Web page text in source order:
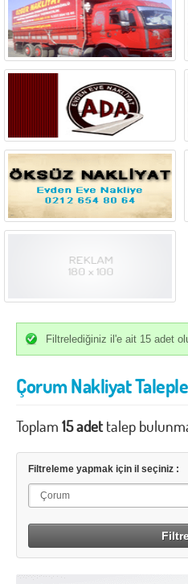
Düzce Edirne
Elazığ Erzincan
Erzurum Eskişehir
Gaziantep Giresun
Gümüşhane Hakkari
Hatay Iğdır
Isparta İstanbul
İzmir K.Maraş
Kayseri Kırıkkale
Kırklareli Kırşehir
Konya Kütahya
Malatya Manisa
Mardin Mersin
Muğla Muş
Osmaniye
Filtrelediğiniz il'e ait 15 adet
Çorum Nakliyat
Toplam 15 adettalep
Filtreleme yapmak için il seçiniz :